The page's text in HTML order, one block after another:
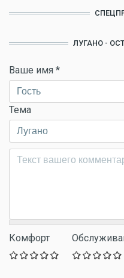
ЛУГАНО -
Ваше имя *
Тема
Комментарий*
Комфорт